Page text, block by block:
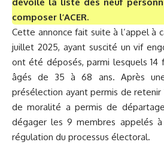
composer l’ACER.
Cette annonce fait suite à l’appel à
juillet 2025, ayant suscité un vif
ont été déposés, parmi lesquels 14
âgés de 35 à 68 ans. Après
présélection ayant permis de retenir
de moralité a permis de
dégager les 9 membres appelés à
régulation du processus électoral.